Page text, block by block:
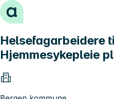
Hopp til innhold
Helsefagarbeidere
Hjemmesykepleie